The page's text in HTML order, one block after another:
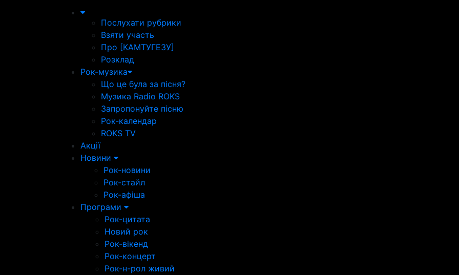
Послухати рубрики
Взяти участь
Про [КАМТУГЕЗУ]
Розклад
Рок-музика
Що це була за пісня?
Музика Radio ROKS
Запропонуйте пісню
Рок-календар
ROKS TV
Акції
Новини
Рок-новини
Рок-стайл
Рок-афіша
Програми
Рок-цитата
Новий рок
Рок-вікенд
Рок-концерт
Рок-н-рол живий